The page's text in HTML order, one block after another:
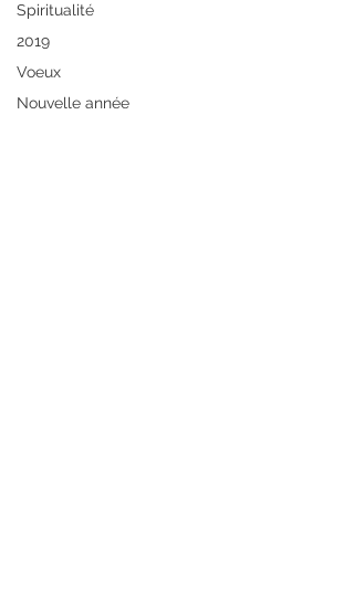
Spiritualité
2019
Voeux
Nouvelle année